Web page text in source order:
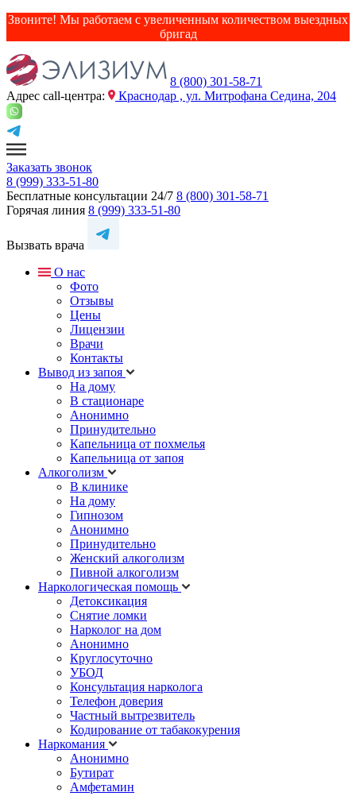
Звоните! Мы работаем с увеличенным количеством выездных
бригад
8 (800) 301-58-71
Адрес сall-центра:
Краснодар , ул. Митрофана Седина, 204
Заказать звонок
8 (999) 333-51-80
Бесплатные консультации 24/7 8 (800) 301-58-71
Горячая линия 8 (999) 333-51-80
Вызвать врача
О нас
Фото
Отзывы
Цены
Лицензии
Врачи
Контакты
Вывод из запоя
На дому
В стационаре
Анонимно
Принудительно
Капельница от похмелья
Капельница от запоя
Алкоголизм
В клинике
На дому
Гипнозом
Анонимно
Принудительно
Женский алкоголизм
Пивной алкоголизм
Наркологическая помощь
Детоксикация
Снятие ломки
Нарколог на дом
Анонимно
Круглосуточно
УБОД
Консультация нарколога
Телефон доверия
Частный вытрезвитель
Кодирование от табакокурения
Наркомания
Анонимно
Бутират
Амфетамин